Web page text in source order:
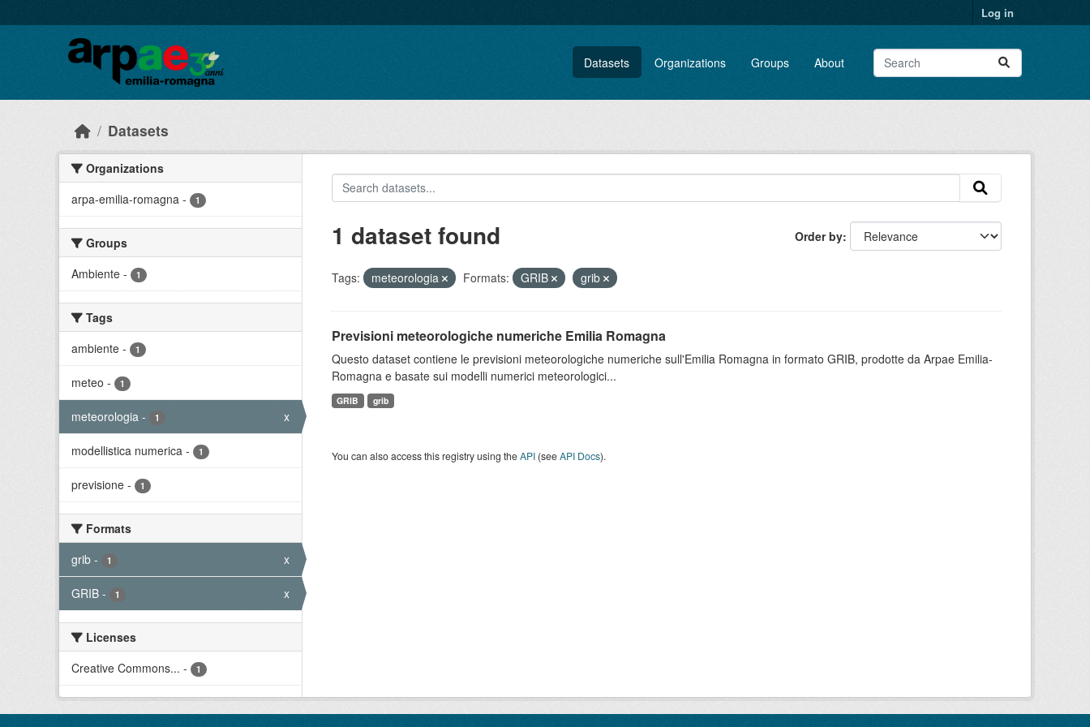
Log in
Datasets Organizations Groups About
Datasets
Organizations
arpa-emilia-romagna - 1
Groups
Ambiente - 1
Tags
ambiente - 1
meteo - 1
meteorologia - 1 x
modellistica numerica - 1
previsione - 1
Formats
grib - 1 x
GRIB - 1 x
Licenses
Creative Commons... - 1
Order by
1 dataset found
Tags: meteorologia Formats: GRIB grib
Previsioni meteorologiche numeriche Emilia Romagna
Questo dataset contiene le previsioni meteorologiche numeriche sull'Emilia Romagna in formato GRIB, prodotte da Arpae Emilia-
Romagna e basate sui modelli numerici meteorologici...
GRIB grib
You can also access this registry using theAPI(seeAPI Docs).